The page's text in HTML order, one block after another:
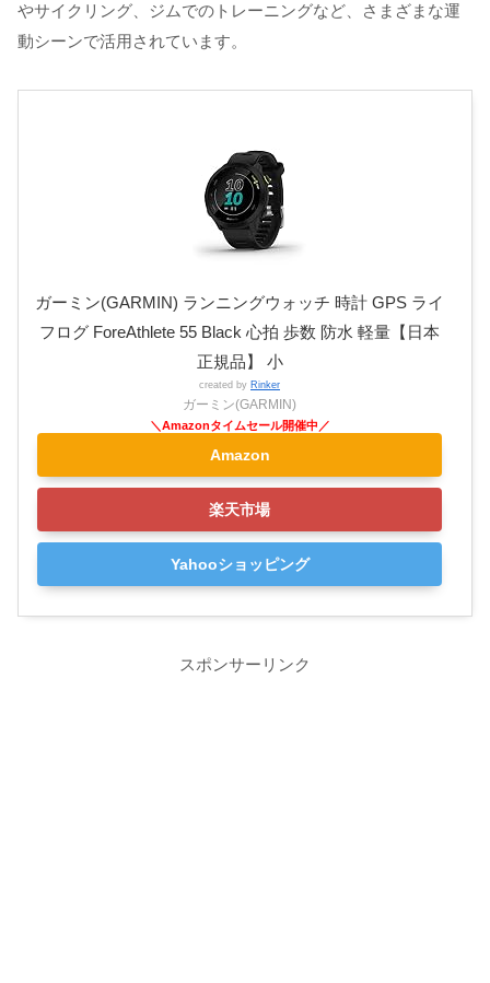
やサイクリング、ジムでのトレーニングなど、さまざまな運
動シーンで活用されています。
ガーミン(GARMIN) ランニングウォッチ 時計 GPS ライ
フログ ForeAthlete 55 Black 心拍 歩数 防水 軽量【日本
正規品】 小
created by Rinker
ガーミン(GARMIN)
Amazon
楽天市場
Yahooショッピング
スポンサーリンク